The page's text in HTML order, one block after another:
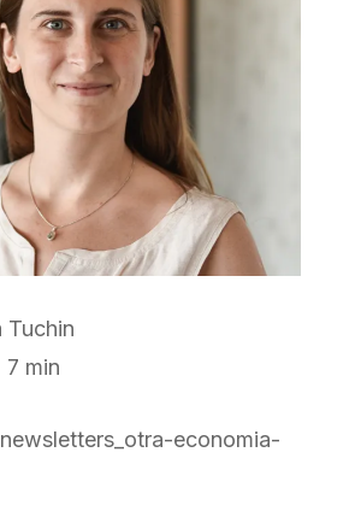
Tuchin
7 min